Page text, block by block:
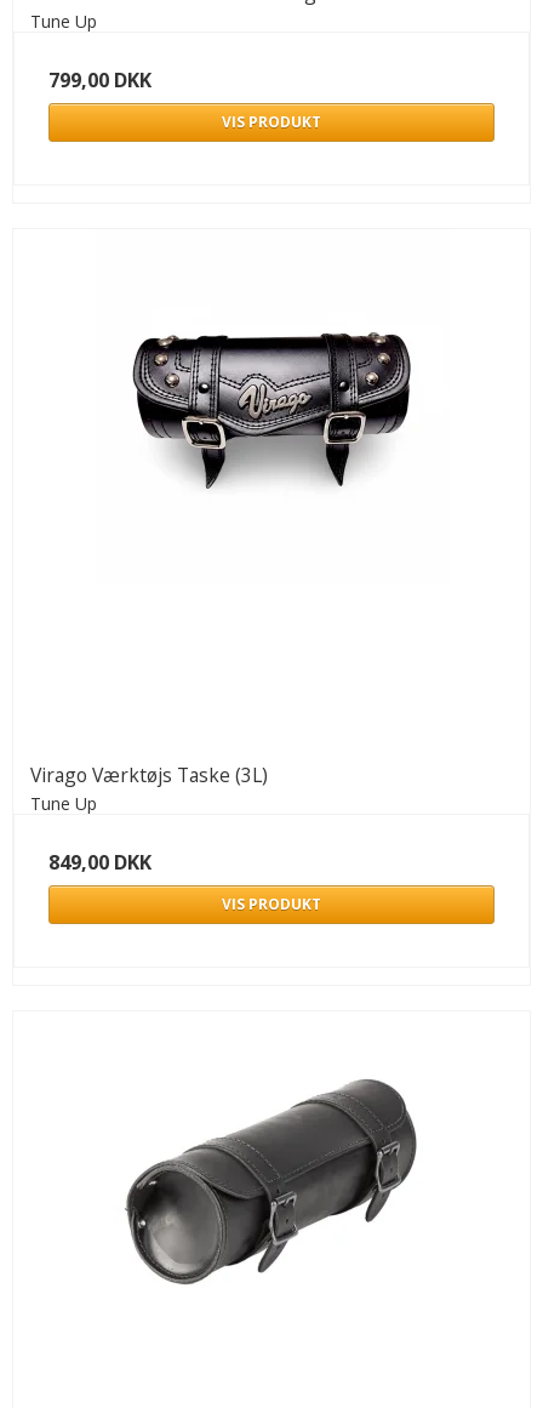
Tune Up
799,00 DKK
VIS PRODUKT
Virago Værktøjs Taske (3L)
Tune Up
849,00 DKK
VIS PRODUKT